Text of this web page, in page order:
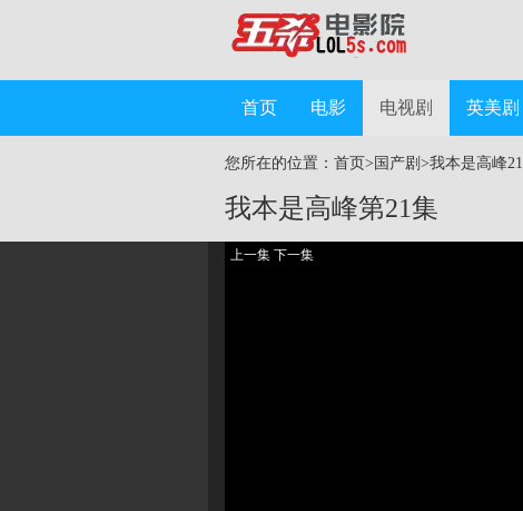
首页 电影 电视剧 英美剧
您所在的位置： 首页> 国产剧 >我本是高峰21
我本是高峰第21集
上一集 下一集